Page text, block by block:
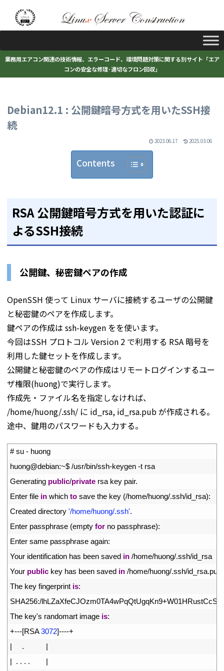
業務用エアコン関連の技術情報、エラーコード、環境問題対策に関する別サイト「エア
コンの安全な修理･適切なフロン回収」
Debian12.1 : 公開鍵暗号方式を用いたSSH接
続
2023.06.17 2025.03.06
Contents
RSA 公開鍵暗号方式を用いた認証に
よるSSH接続
公開鍵、秘密鍵ペアの作成
OpenSSH 使って Linux サーバに接続するユーザの公開鍵
と秘密鍵のペアを作成します。
鍵ペアの作成は ssh-keygen をを使います。
今回はSSH プロトコル Version 2 で利用する RSA 暗号を
利用した鍵セットを作成します。
公開鍵と秘密鍵のペアの作成はリモートログインするユー
ザ権限(huong)で実行します。
作成先・ファイル名を指定しなければ、
/home/huong/.ssh/ に id_rsa, id_rsa.pub が作成される。
途中、鍵用のパスワードも入力する。
# su - huong
huong@debian:~$ /usr/bin/ssh-keygen -t rsa
Generating public/private rsa key pair.
Enter file in which to save the key (/home/huong/.ssh/id_rsa):
Created directory '/home/huong/.ssh'.
Enter passphrase (empty for no passphrase):
Enter same passphrase again:
Your identification has been saved in /home/huong/.ssh/id_rsa
Your public key has been saved in /home/huong/.ssh/id_rsa.pub
The key fingerprint is:
SHA256:/lhLZaXfeCJOzm0TA4wPqQtUgqKn9+
The key's randomart image is:
+---[RSA 3072]----+
|
.
|
| . . . .
|